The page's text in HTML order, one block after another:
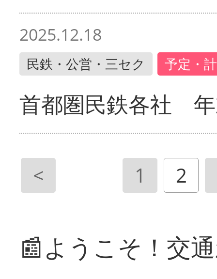
2025.12.18
民鉄・公営・三セク 予定・
首都圏民鉄各社
< 1 2
📰ようこそ！交